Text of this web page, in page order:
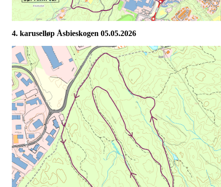
4. karuselløp Åsbieskogen 05.05.2026